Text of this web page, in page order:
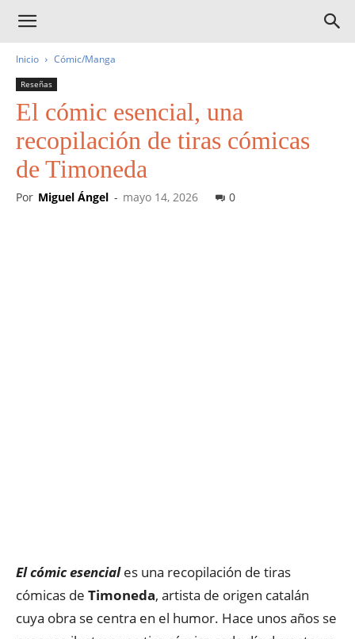
Inicio Cómic/Manga
Reseñas
El cómic esencial, una
recopilación de tiras cómicas
de Timoneda
Por Miguel Ángel - mayo 14, 2026 0
El cómic esenciales una recopilación de tiras
cómicas de Timoneda, artista de origen catalán
cuya obra se centra en el humor. Hace unos años se